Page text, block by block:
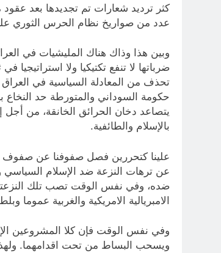
كثر ترديد شعارات تم تجديدها بعد
عدد من صواريخ نظام الحرس الثوري
وبين هذا وذاك هناك المليشيات في
ضرباتها لا تنفع تكتيكيا ولا
تحذف من المعادلة السياسية في
حكومة السوداني والمتورطة حد النخاع
يتصاعد دخان الحرائق الخانقة، من أجل
بالإسلام والطائفية.
علينا كتحررين فصل صفوفنا عن صفوف
عن ترهات النزعة ضد الإسلام السياسي
ضده، وفي نفس الوقت تصب تلك
الامبريالية الامريكية والغربية عموما
وفي نفس الوقت فإن كلا المشروعين
ويسحب البساط من تحت اقدامهما.